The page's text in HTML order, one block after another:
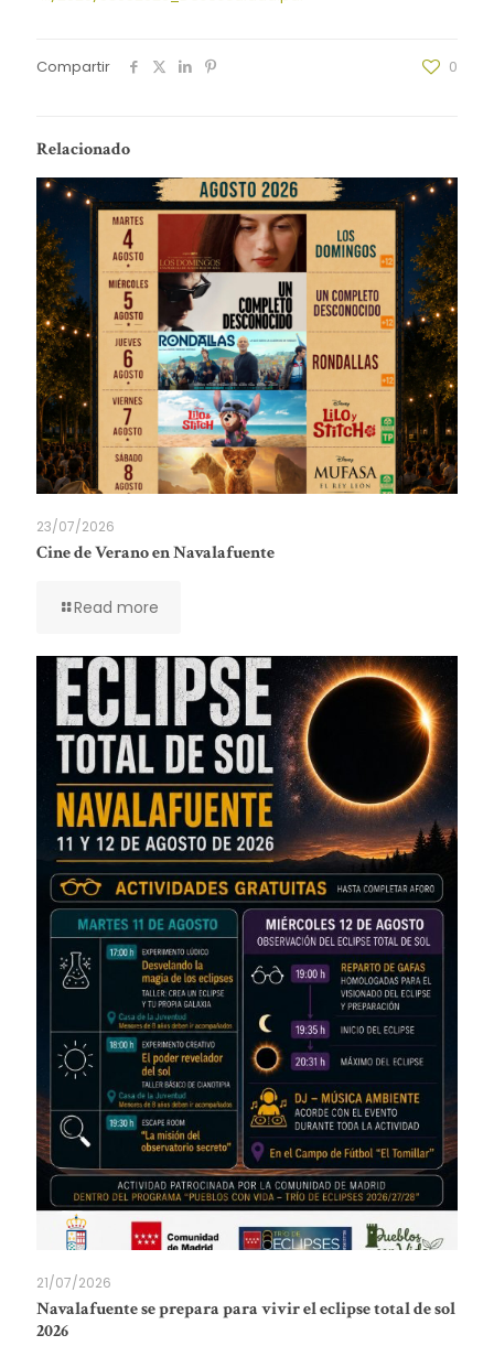
Compartir 0
Relacionado
23/07/2026
Cine de Verano en Navalafuente
Read more
21/07/2026
Navalafuente se prepara para vivir el eclipse total de sol
2026